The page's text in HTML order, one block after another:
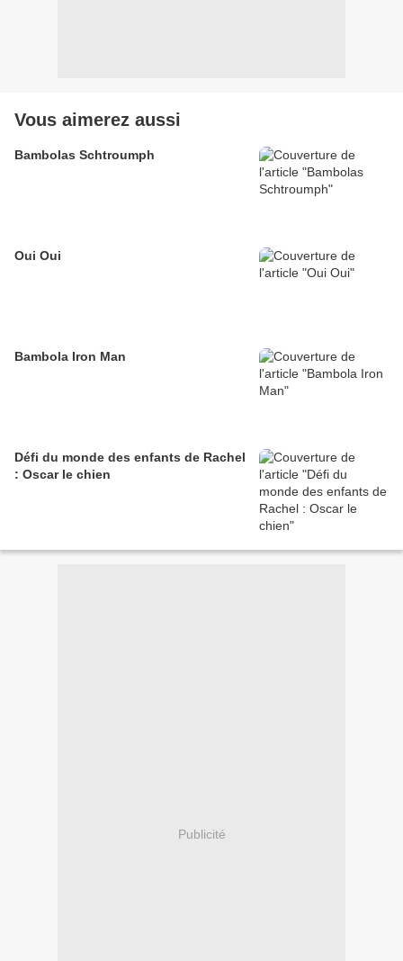
Vous aimerez aussi
Bambolas Schtroumph
Oui Oui
Bambola Iron Man
Défi du monde des enfants de Rachel
: Oscar le chien
Publicité